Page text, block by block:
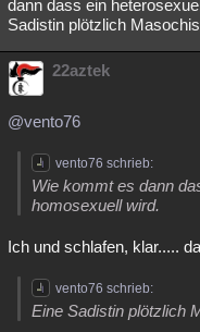
dann dass ein
Sadistin plötzlich
22aztek
@vento76
vento76 schrieb:
Wie kommt es dann
homosexuell wird.
Ich und schlafen, klar.....
vento76 schrieb:
Eine Sadistin plötzlich